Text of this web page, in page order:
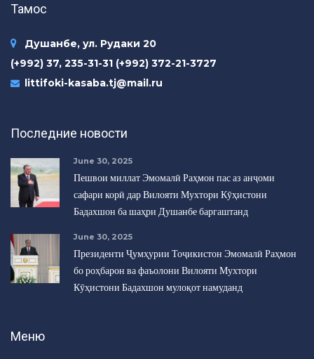
Тамос
Душанбе, ул. Рудаки 20
(+992) 37, 235-31-31 (+992) 372-21-3727
littifoki-kasaba.tj@mail.ru
Последние новости
June 30, 2025
Пешвои миллат Эмомалӣ Раҳмон пас аз анҷоми
сафари корӣ дар Вилояти Мухтори Кӯҳистони
Бадахшон ба шаҳри Душанбе баргаштанд
June 30, 2025
Президенти Ҷумҳурии Тоҷикистон Эмомалӣ Раҳмон
бо роҳбарон ва фаъолони Вилояти Мухтори
Кӯҳистони Бадахшон мулоқот намуданд
Меню